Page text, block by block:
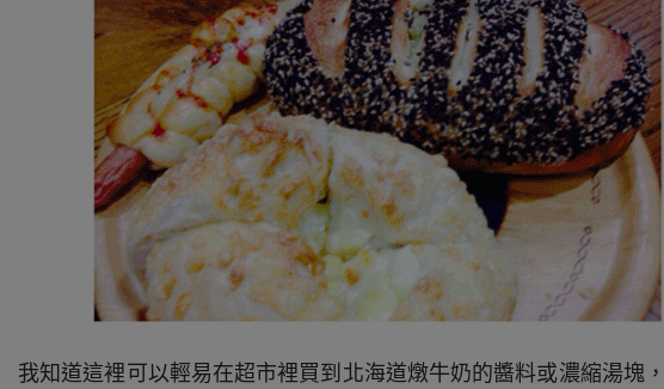
我知道這裡可以輕易在超市裡買到北海道燉牛奶的醬料或濃縮湯